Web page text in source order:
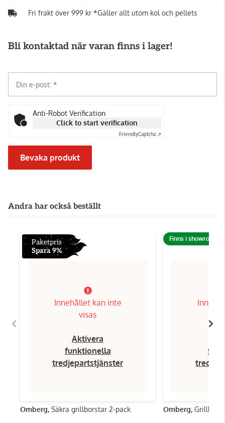
Fri frakt över 999 kr *Gäller allt utom kol och pellets
Bli kontaktad när varan finns i lager!
Din e-post:
Anti-Robot Verification
Click to start verification
FriendlyCaptcha ⇗
Bevaka produkt
Andra har också beställt
Paketpris
Spara 9%
Innehållet kan inte
visas
Aktivera
funktionella
tredjepartstjänster
Omberg, Säkra grillborstar 2-pack
Finns i showroom!
Omberg,